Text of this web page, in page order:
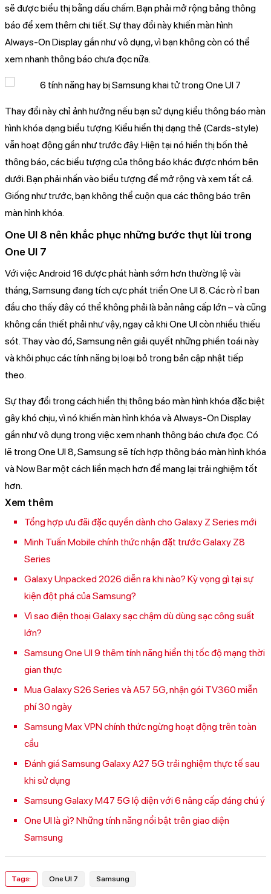
sẽ được biểu thị bằng dấu chấm. Bạn phải mở rộng bảng thông
báo để xem thêm chi tiết. Sự thay đổi này khiến màn hình
Always-On Display gần như vô dụng, vì bạn không còn có thể
xem nhanh thông báo chưa đọc nữa.
Thay đổi này chỉ ảnh hưởng nếu bạn sử dụng kiểu thông báo màn
hình khóa dạng biểu tượng. Kiểu hiển thị dạng thẻ (Cards-style)
vẫn hoạt động gần như trước đây. Hiện tại nó hiển thị bốn thẻ
thông báo, các biểu tượng của thông báo khác được nhóm bên
dưới. Bạn phải nhấn vào biểu tượng để mở rộng và xem tất cả.
Giống như trước, bạn không thể cuộn qua các thông báo trên
màn hình khóa.
One UI 8 nên khắc phục những bước thụt lùi trong
One UI 7
Với việc Android 16 được phát hành sớm hơn thường lệ vài
tháng, Samsung đang tích cực phát triển One UI 8. Các rò rỉ ban
đầu cho thấy đây có thể không phải là bản nâng cấp lớn – và cũng
không cần thiết phải như vậy, ngay cả khi One UI còn nhiều thiếu
sót. Thay vào đó, Samsung nên giải quyết những phiền toái này
và khôi phục các tính năng bị loại bỏ trong bản cập nhật tiếp
theo.
Sự thay đổi trong cách hiển thị thông báo màn hình khóa đặc biệt
gây khó chịu, vì nó khiến màn hình khóa và Always-On Display
gần như vô dụng trong việc xem nhanh thông báo chưa đọc. Có
lẽ trong One UI 8, Samsung sẽ tích hợp thông báo màn hình khóa
và Now Bar một cách liền mạch hơn để mang lại trải nghiệm tốt
hơn.
Xem thêm
Tổng hợp ưu đãi đặc quyền dành cho Galaxy Z Series mới
Minh Tuấn Mobile chính thức nhận đặt trước Galaxy Z8
Series
Galaxy Unpacked 2026 diễn ra khi nào? Kỳ vọng gì tại sự
kiện đột phá của Samsung?
Vì sao điện thoại Galaxy sạc chậm dù dùng sạc công suất
lớn?
Samsung One UI 9 thêm tính năng hiển thị tốc độ mạng thời
gian thực
Mua Galaxy S26 Series và A57 5G, nhận gói TV360 miễn
phí 30 ngày
Samsung Max VPN chính thức ngừng hoạt động trên toàn
cầu
Đánh giá Samsung Galaxy A27 5G trải nghiệm thực tế sau
khi sử dụng
Samsung Galaxy M47 5G lộ diện với 6 nâng cấp đáng chú ý
One UI là gì? Những tính năng nổi bật trên giao diện
Samsung
Tags: One UI 7 Samsung